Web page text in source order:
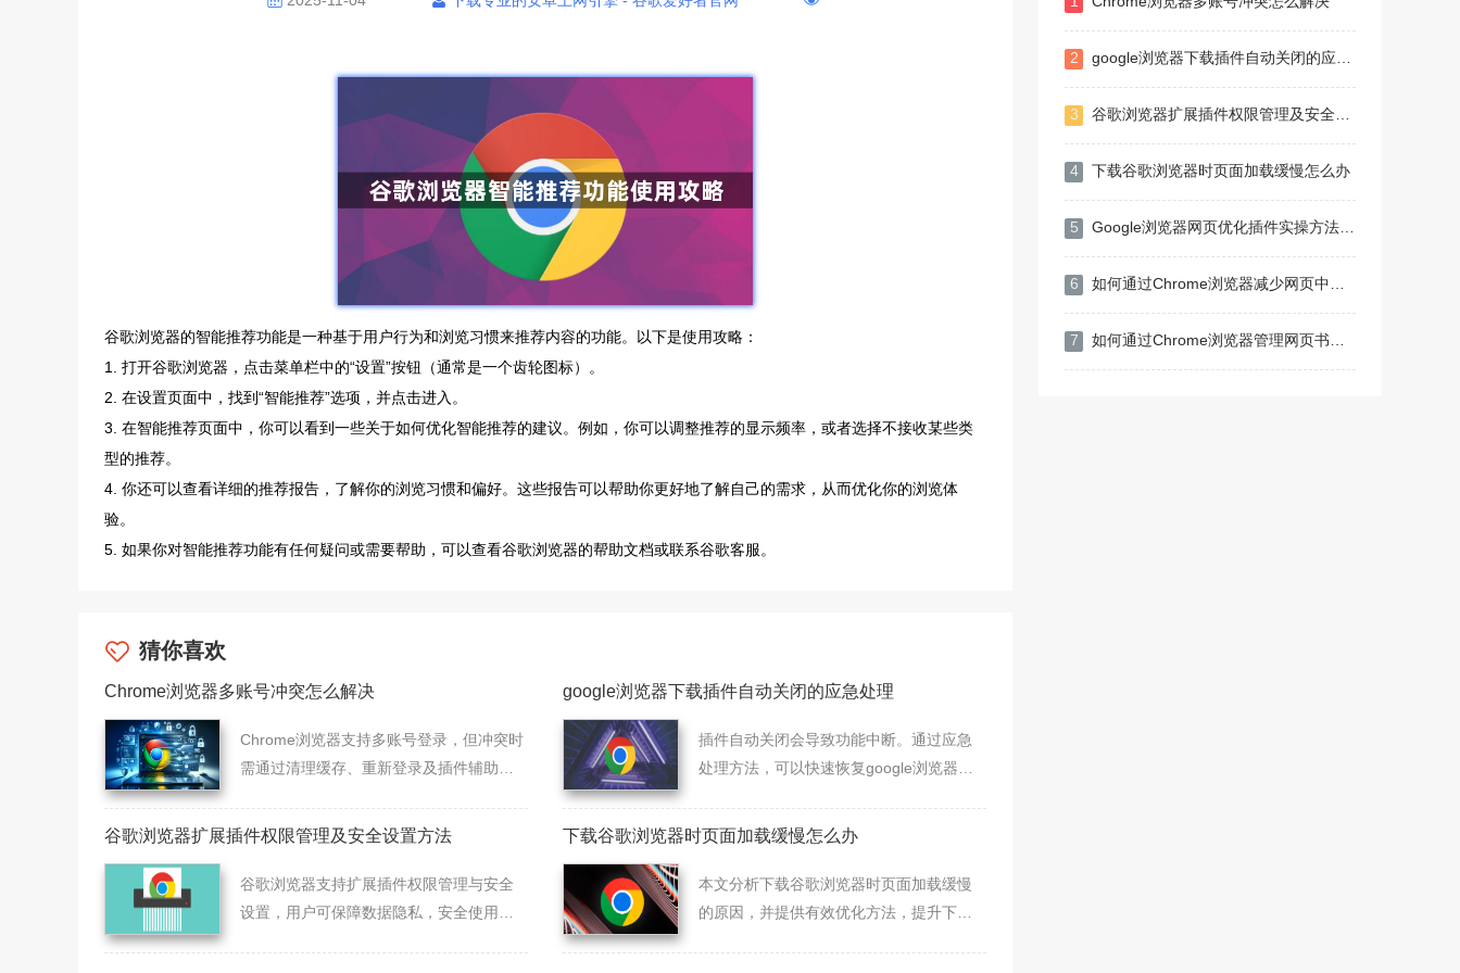
谷歌浏览器的智能推荐功能是一种基于用户行为和浏览习惯来推荐内容的功能。以下是使用攻略：
1. 打开谷歌浏览器，点击菜单栏中的“设置”按钮（通常是一个齿轮图标）。
2. 在设置页面中，找到“智能推荐”选项，并点击进入。
3. 在智能推荐页面中，你可以看到一些关于如何优化智能推荐的建议。例如，你可以调整推荐的显示频率，或者选择不接收某些类
型的推荐。
4. 你还可以查看详细的推荐报告，了解你的浏览习惯和偏好。这些报告可以帮助你更好地了解自己的需求，从而优化你的浏览体
验。
5. 如果你对智能推荐功能有任何疑问或需要帮助，可以查看谷歌浏览器的帮助文档或联系谷歌客服。
猜你喜欢
Chrome浏览器多账号冲突怎么解决
Chrome浏览器支持多账号登录，但冲突时
需通过清理缓存、重新登录及插件辅助工
google浏览器下载插件自动关闭的应急处理
插件自动关闭会导致功能中断。通过应急
处理方法，可以快速恢复google浏览器下
定。
谷歌浏览器扩展插件权限管理及安全设置方法
谷歌浏览器支持扩展插件权限管理与安全
设置，用户可保障数据隐私，安全使用插
下载谷歌浏览器时页面加载缓慢怎么办
本文分析下载谷歌浏览器时页面加载缓慢
的原因，并提供有效优化方法，提升下载
2 google浏览器下载插件自动关闭的应急处理
3 谷歌浏览器扩展插件权限管理及安全设置方法
4 下载谷歌浏览器时页面加载缓慢怎么办
5 Google浏览器网页优化插件实操方法教程
6 如何通过Chrome浏览器减少网页中的JavaScript阻塞
7 如何通过Chrome浏览器管理网页书签和历史记录